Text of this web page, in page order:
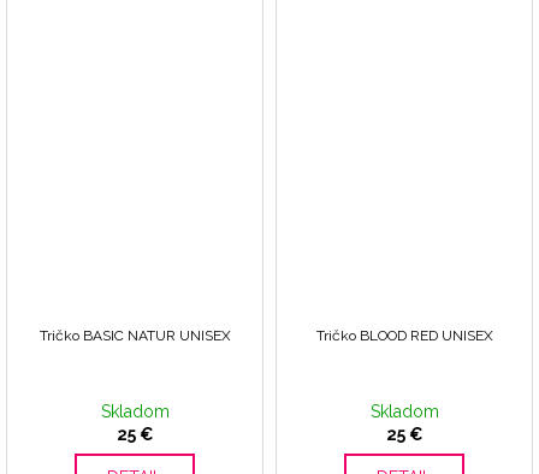
Tričko BASIC NATUR UNISEX
Skladom
25 €
Tričko BLOOD RED UNISEX
Skladom
25 €